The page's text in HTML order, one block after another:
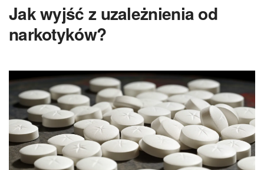
Jak wyjść z uzależnienia od
narkotyków?